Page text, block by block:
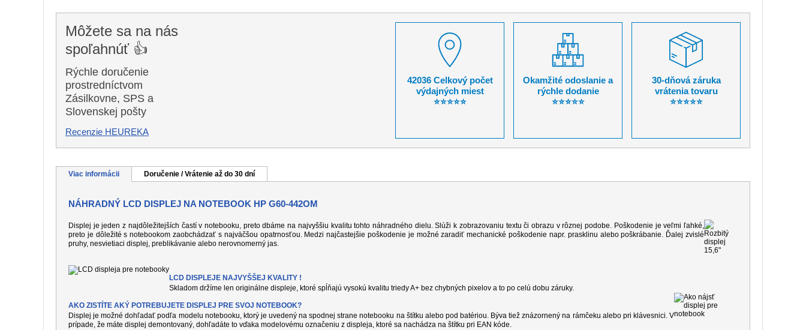
Môžete sa na nás
spoľahnúť 👍
Rýchle doručenie
prostredníctvom
Zásilkovne, SPS a
Slovenskej pošty
Recenzie HEUREKA
42036 Celkový počet
výdajných miest
⭐⭐⭐⭐⭐
Okamžité odoslanie a
rýchle dodanie
⭐⭐⭐⭐⭐
30-dňová záruka
vrátenia tovaru
⭐⭐⭐⭐⭐
Viac informácii Doručenie / Vrátenie až do 30 dní
NÁHRADNÝ LCD DISPLEJ NA NOTEBOOK HP G60-442OM
Displej je jeden z najdôležitejších častí v notebooku, preto dbáme na najvyššiu kvalitu tohto náhradného dielu. Slúži k zobrazovaniu textu či obrazu v rôznej podobe. Poškodenie je veľmi ľahké,
preto je dôležité s notebookom zaobchádzať s najväčšou opatrnosťou. Medzi najčastejšie poškodenie je možné zaradiť mechanické poškodenie napr. prasklinu alebo poškrábanie. Ďalej zvislé
pruhy, nesvietiaci displej, preblikávanie alebo nerovnomerný jas.
LCD DISPLEJE NAJVYŠŠEJ KVALITY !
Skladom držíme len originálne displeje, ktoré spĺňajú vysokú kvalitu triedy A+ bez chybných pixelov a to po celú dobu záruky.
AKO ZISTÍTE AKÝ POTREBUJETE DISPLEJ PRE SVOJ NOTEBOOK?
Displej je možné dohľadať podľa modelu notebooku, ktorý je uvedený na spodnej strane notebooku na štítku alebo pod batériou. Býva tiež znázornený na rámčeku alebo pri klávesnici. V
prípade, že máte displej demontovaný, dohľadáte to vďaka modelovému označeniu z displeja, ktoré sa nachádza na štítku pri EAN kóde.